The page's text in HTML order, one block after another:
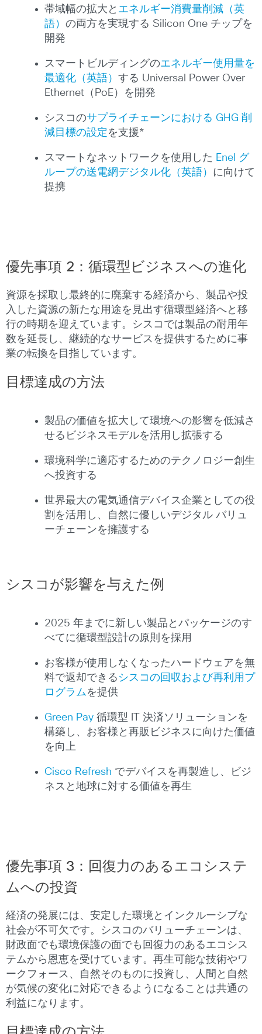
帯域幅の拡大と エネルギー消費量削減（英
語） の両方を実現する Silicon One チップを
開発
スマートビルディングのエネルギー使用量を
最適化（英語） する Universal Power Over
Ethernet（PoE）を開発
シスコのサプライチェーンにおける GHG 削
減目標の設定 を支援*
スマートなネットワークを使用した Enel グ
ループの送電網デジタル化（英語） に向けて
提携
優先事項 2：循環型ビジネスへの進化
資源を採取し最終的に廃棄する経済から、製品や投
入した資源の新たな用途を見出す循環型経済へと移
行の時期を迎えています。シスコでは製品の耐用年
数を延長し、継続的なサービスを提供するために事
業の転換を目指しています。
目標達成の方法
製品の価値を拡大して環境への影響を低減さ
せるビジネスモデルを活用し拡張する
環境科学に適応するためのテクノロジー創生
へ投資する
世界最大の電気通信デバイス企業としての役
割を活用し、自然に優しいデジタル バリュ
ーチェーンを擁護する
シスコが影響を与えた例
2025 年までに新しい製品とパッケージのす
べてに循環型設計の原則を採用
お客様が使用しなくなったハードウェアを無
料で返却できる シスコの回収および再利用プ
ログラムを提供
Green Pay 循環型 IT 決済ソリューションを
構築し、お客様と再販ビジネスに向けた価値
を向上
Cisco Refresh でデバイスを再製造し、ビジ
ネスと地球に対する価値を再生
優先事項 3：回復力のあるエコシステ
ムへの投資
経済の発展には、安定した環境とインクルーシブな
社会が不可欠です。シスコのバリューチェーンは、
財政面でも環境保護の面でも回復力のあるエコシス
テムから恩恵を受けています。再生可能な技術やワ
ークフォース、自然そのものに投資し、人間と自然
が気候の変化に対応できるようになることは共通の
利益になります。